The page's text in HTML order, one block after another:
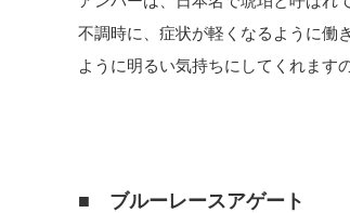
不調時に、症状が軽くなるように働
ように明るい気持ちにしてくれます
■ ブルーレースアゲート